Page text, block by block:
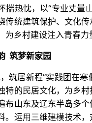
揣热忱，以“专业丈量
传统建筑保护、文化
为乡村建设注入青春力
筑梦新家园
筑居新程”实践团在
特的民居文化，为乡
布山东及辽东半岛多
。运用三维建模技术